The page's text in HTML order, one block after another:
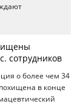
сотрудников
о более чем 34
в конце